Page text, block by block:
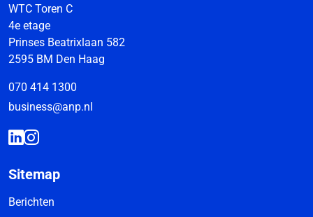
WTC Toren C
4e etage
Prinses Beatrixlaan 582
2595 BM Den Haag
070 414 1300
business@anp.nl
Sitemap
Berichten